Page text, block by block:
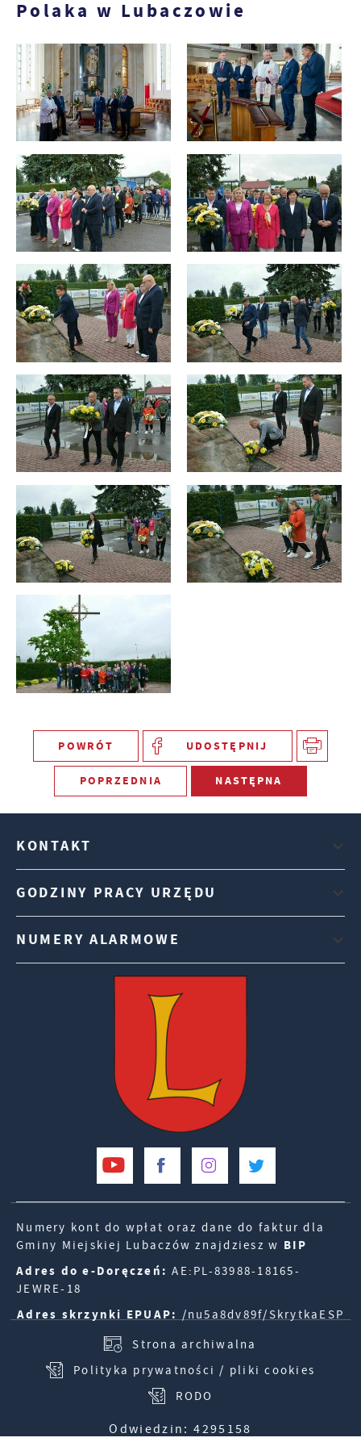
Polaka w Lubaczowie
POWRÓT UDOSTĘPNIJ
POPRZEDNIA NASTĘPNA
KONTAKT
GODZINY PRACY URZĘDU
NUMERY ALARMOWE
Numery kont do wpłat oraz dane do faktur dla
Gminy Miejskiej Lubaczów znajdziesz w BIP
Adres do e-Doręczeń: AE:PL-83988-18165-
JEWRE-18
Adres skrzynki EPUAP: /nu5a8dv89f/SkrytkaESP
Strona archiwalna
Polityka prywatności / pliki cookies
RODO
Odwiedzin: 4295158